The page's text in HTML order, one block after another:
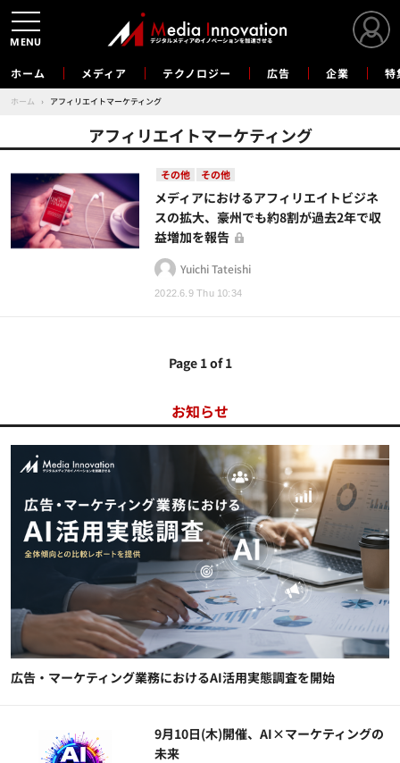
ホーム メディア テクノロジー 広告 企業 特
ホーム › アフィリエイトマーケティング
アフィリエイトマーケティング
その他 その他
2022.6.9 Thu 10:34
メディアにおけるアフィリエイトビジネ
スの拡大、豪州でも約8割が過去2年で収
益増加を報告
Yuichi Tateishi
Page 1 of 1
お知らせ
広告・マーケティング業務におけるAI活用実態調査を開始
9月10日(木)開催、AI×マーケティングの
未来
MENU